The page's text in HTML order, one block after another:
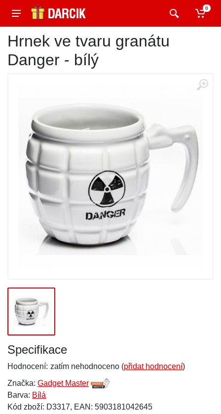
0
Hrnek ve tvaru granátu
Danger - bílý
Specifikace
Hodnocení: zatím nehodnoceno (přidat hodnocení)
Značka: Gadget Master
Barva: Bílá
Kód zboží: D3317, EAN: 5903181042645